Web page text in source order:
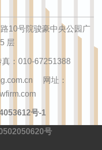
10号院骏豪中央公园广
层
：010-67251388
网址：
号-1
号